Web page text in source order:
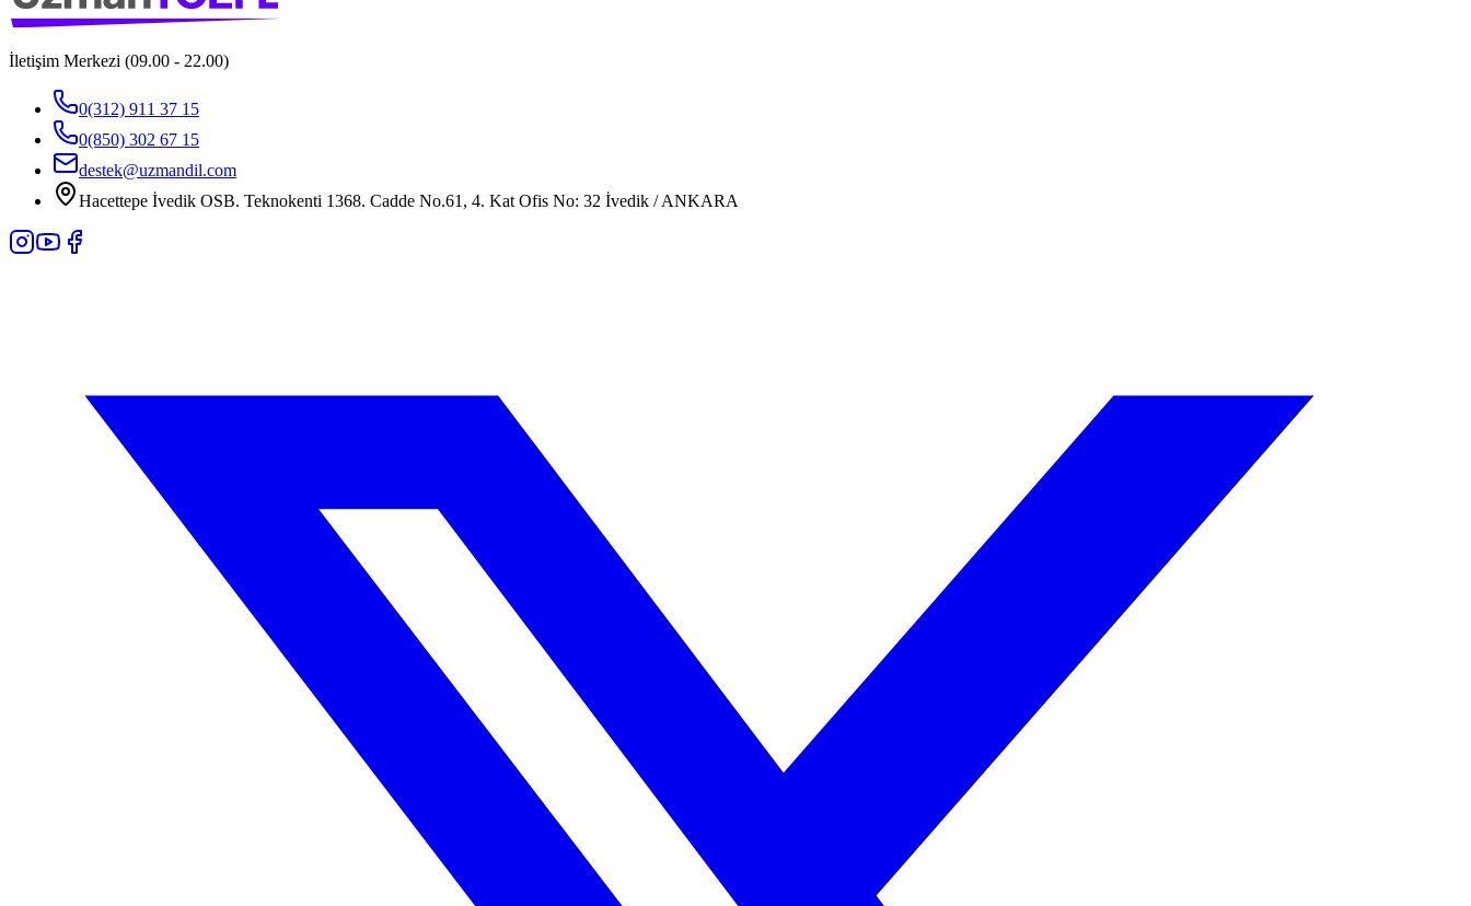
İletişim Merkezi (09.00 - 22.00)
0(312) 911 37 15
0(850) 302 67 15
destek@uzmandil.com
Hacettepe İvedik OSB. Teknokenti 1368. Cadde No.61, 4. Kat Ofis No: 32 İvedik / ANKARA